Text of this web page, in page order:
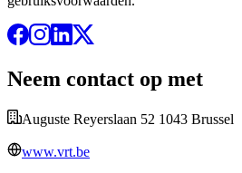
Neem contact op met
Auguste Reyerslaan 52 1043 Brussel
www.vrt.be